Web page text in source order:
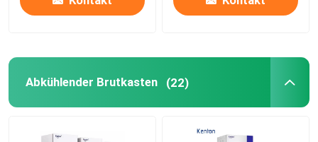
Abkühlender Brutkasten (22)